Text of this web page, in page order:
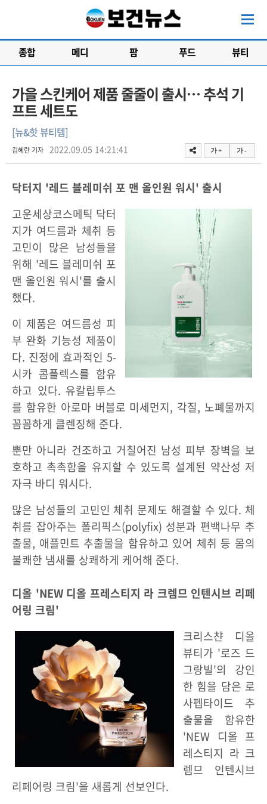
종합 메디 팜 푸드 뷰티
가을 스킨케어 제품 줄줄이 출시… 추석 기
프트 세트도
[뉴&핫 뷰티템]
김혜란 기자 2022.09.05 14:21:41 가 + 가 -
닥터지 '레드 블레미쉬 포 맨 올인원 워시' 출시
고운세상코스메틱 닥터
지가 여드름과 체취 등
고민이 많은 남성들을
위해 '레드 블레미쉬 포
맨 올인원 워시'를 출시
했다.
이 제품은 여드름성 피
부 완화 기능성 제품이
다. 진정에 효과적인 5-
시카 콤플렉스를 함유
하고 있다. 유칼립투스
를 함유한 아로마 버블로 미세먼지, 각질, 노폐물까지
꼼꼼하게 클렌징해 준다.
뿐만 아니라 건조하고 거칠어진 남성 피부 장벽을 보
호하고 촉촉함을 유지할 수 있도록 설계된 약산성 저
자극 바디 워시다.
많은 남성들의 고민인 체취 문제도 해결할 수 있다. 체
취를 잡아주는 폴리픽스(polyfix) 성분과 편백나무 추
출물, 애플민트 추출물을 함유하고 있어 체취 등 몸의
불쾌한 냄새를 상쾌하게 케어해 준다.
디올 'NEW 디올 프레스티지 라 크렘므 인텐시브 리페
어링 크림'
크리스챤 디올
뷰티가 '로즈 드
그랑빌'의 강인
한 힘을 담은 로
사펩타이드 추
출물을 함유한
'NEW 디올 프
레스티지 라 크
렘므 인텐시브
리페어링 크림'을 새롭게 선보인다.